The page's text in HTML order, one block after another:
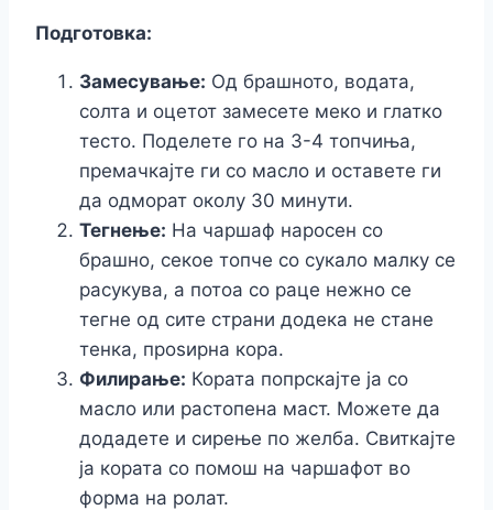
Подготовка:
Замесување: Од брашното, водата,
солта и оцетот замесете меко и глатко
тесто. Поделете го на 3-4 топчиња,
премачкајте ги со масло и оставете ги
да одморат околу 30 минути.
Тегнење: На чаршаф наросен со
брашно, секое топче со сукало малку се
расукува, а потоа со раце нежно се
тегне од сите страни додека не стане
тенка, проѕирна кора.
Филирање: Кората попрскајте ја со
масло или растопена маст. Можете да
додадете и сирење по желба. Свиткајте
ја кората со помош на чаршафот во
форма на ролат.